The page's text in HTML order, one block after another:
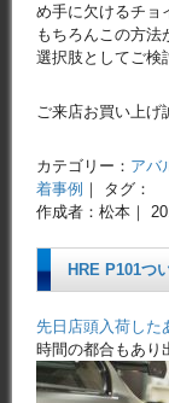
め手に欠けるチョ
もちろんこの方法
選択肢としてご検
ご来店お買い上げ
カテゴリー： アバ
着事例 ｜ タグ：
作成者：松本｜
HRE P101つ
先日店頭入荷した
時間の都合もあり